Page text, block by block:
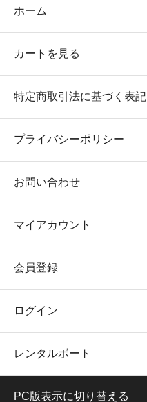
ホーム
カートを見る
特定商取引法に基づく表記
プライバシーポリシー
お問い合わせ
マイアカウント
会員登録
ログイン
レンタルボート
PC版表示に切り替える